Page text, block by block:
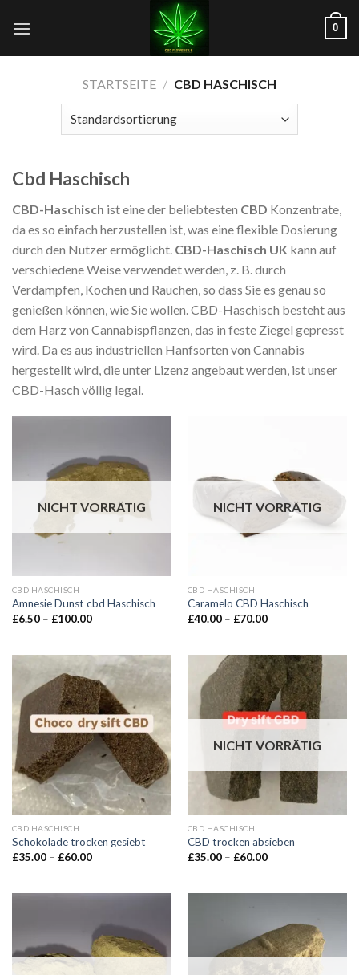
Inhalt
0
STARTSEITE / CBD HASCHISCH
Cbd Haschisch
CBD-Haschisch ist eine der beliebtesten CBD Konzentrate,
da es so einfach herzustellen ist, was eine flexible Dosierung
durch den Nutzer ermöglicht. CBD-Haschisch UK kann auf
verschiedene Weise verwendet werden, z. B. durch
Verdampfen, Kochen und Rauchen, so dass Sie es genau so
genießen können, wie Sie wollen. CBD-Haschisch besteht aus
dem Harz von Cannabispflanzen, das in feste Ziegel gepresst
wird. Da es aus industriellen Hanfsorten von Cannabis
hergestellt wird, die unter Lizenz angebaut werden, ist unser
CBD-Hasch völlig legal.
NICHT VORRÄTIG
CBD HASCHISCH
Amnesie Dunst cbd Haschisch
£6.50 – £100.00Preisspanne:
NICHT VORRÄTIG
CBD HASCHISCH
Caramelo CBD Haschisch
£40.00 – £70.00Preisspanne:
CBD HASCHISCH
Schokolade trocken gesiebt
£35.00 – £60.00Preisspanne:
NICHT VORRÄTIG
CBD HASCHISCH
CBD trocken absieben
£35.00 – £60.00Preisspanne: